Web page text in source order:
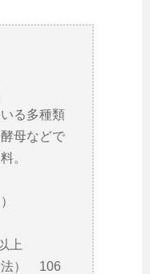
る多種類
母などで
。
）
上
法） 106